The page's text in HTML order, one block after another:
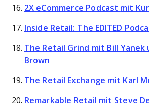
2X eCommerce Podcast mit
Inside Retail: The EDITED
The Retail Grind mit Bill Yanek
Brown
The Retail Exchange mit Karl
Remarkable Retail mit Steve